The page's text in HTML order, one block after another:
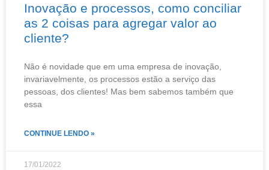
Inovação e processos, como conciliar
as 2 coisas para agregar valor ao
cliente?
Não é novidade que em uma empresa de inovação,
invariavelmente, os processos estão a serviço das
pessoas, dos clientes! Mas bem sabemos também que
essa
CONTINUE LENDO »
17/01/2022